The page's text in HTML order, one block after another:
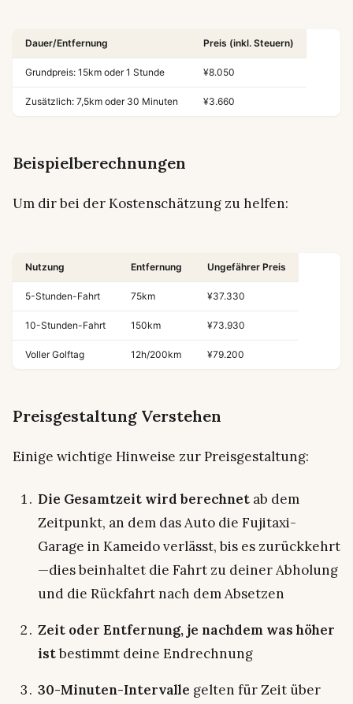
Dauer/Entfernung Preis (inkl. Steuern)
Grundpreis: 15km oder 1 Stunde ¥8.050
Zusätzlich: 7,5km oder 30 Minuten ¥3.660
Beispielberechnungen
Um dir bei der Kostenschätzung zu helfen:
Nutzung Entfernung Ungefährer Preis
5-Stunden-Fahrt 75km ¥37.330
10-Stunden-Fahrt 150km ¥73.930
Voller Golftag 12h/200km ¥79.200
Preisgestaltung Verstehen
Einige wichtige Hinweise zur Preisgestaltung:
Die Gesamtzeit wird berechnet ab dem
Zeitpunkt, an dem das Auto die Fujitaxi-
Garage in Kameido verlässt, bis es zurückkehrt
—dies beinhaltet die Fahrt zu deiner Abholung
und die Rückfahrt nach dem Absetzen
Zeit oder Entfernung, je nachdem was höher
istbestimmt deine Endrechnung
30-Minuten-Intervalle gelten für Zeit über